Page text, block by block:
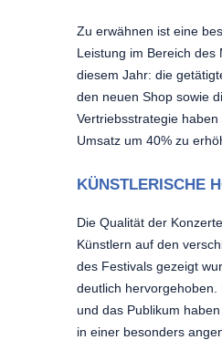
Zu erwähnen ist eine
Leistung im Bereich des
diesem Jahr: die
den neuen Shop sowie
Vertriebsstrategie
Umsatz um 40% zu
KÜNSTLERISCHE
Die Qualität der
Künstlern auf den
des Festivals gezeigt
deutlich hervorgehoben.
und das Publikum
in einer besonders